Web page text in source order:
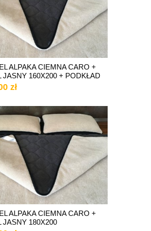
ALPAKA CIEMNA CARO +
JASNY 160X200 + PODKŁAD
zł
ALPAKA CIEMNA CARO +
JASNY 180X200